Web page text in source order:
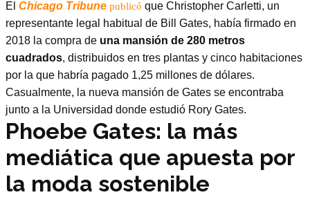
El Chicago Tribune publicó que Christopher Carletti, un
representante legal habitual de Bill Gates, había firmado en
2018 la compra de una mansión de 280 metros
cuadrados, distribuidos en tres plantas y cinco habitaciones
por la que habría pagado 1,25 millones de dólares.
Casualmente, la nueva mansión de Gates se encontraba
junto a la Universidad donde estudió Rory Gates.
Phoebe Gates: la más
mediática que apuesta por
la moda sostenible